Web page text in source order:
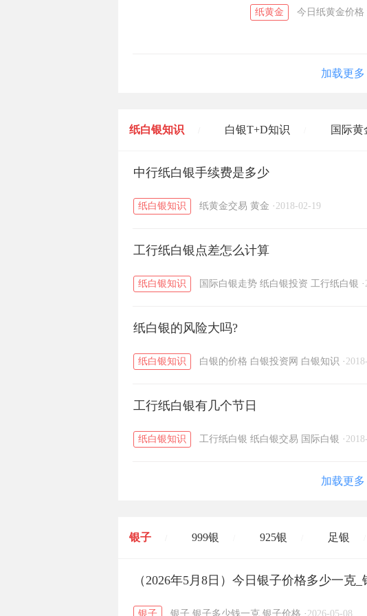
纸黄金 今日纸黄金价格
加载更多
纸白银知识 白银T+D知识 国际黄
黄金T+D知识 / 粤贵银知识
中行纸白银手续费是多少
纸白银知识 纸黄金交易 黄金 · 2018-02-19
工行纸白银点差怎么计算
纸白银知识 国际白银走势 纸白银投资 工行纸白银 ·
纸白银的风险大吗?
纸白银知识 白银的价格 白银投资网 白银知识 ·
工行纸白银有几个节日
纸白银知识 工行纸白银 纸白银交易 国际白银 ·
加载更多
银子 999银 925银 足银
开国纪念币 大清银币 / 长城
（2026年5月8日）今日银子价格多少一克
银子 银子 银子多少钱一克 银子价格 · 2026-05-08